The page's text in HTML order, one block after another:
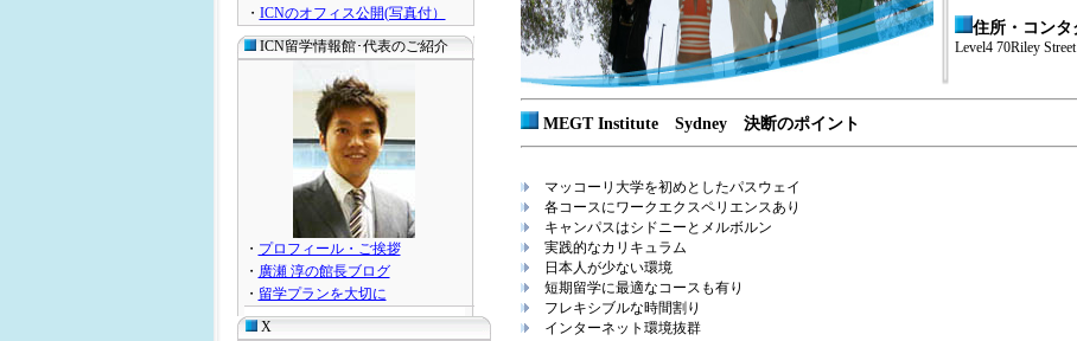
・ ICNのオフィス公開(写真付）
ICN留学情報館･代表のご紹介
・ プロフィール・ご挨拶
・ 廣瀬 淳の館長ブログ
・ 留学プランを大切に
X
住所・コンタ
Level4 70Riley
MEGT Institute Sydney 決断のポイント
マッコーリ大学を初めとしたパスウェイ
各コースにワークエクスペリエンスあり
キャンパスはシドニーとメルボルン
実践的なカリキュラム
日本人が少ない環境
短期留学に最適なコースも有り
フレキシブルな時間割り
インターネット環境抜群